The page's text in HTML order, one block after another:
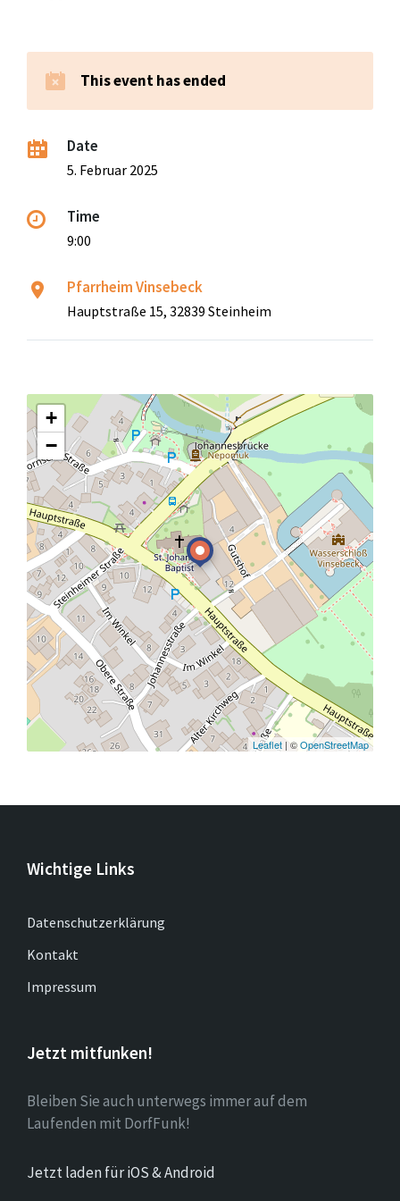
This event has ended
Date
5. Februar 2025
Time
9:00
Pfarrheim Vinsebeck
Hauptstraße 15, 32839 Steinheim
+
−
Leaflet | ©OpenStreetMap
Wichtige Links
Datenschutzerklärung
Kontakt
Impressum
Jetzt mitfunken!
Bleiben Sie auch unterwegs immer auf dem
Laufenden mit DorfFunk!
Jetzt laden für iOS & Android